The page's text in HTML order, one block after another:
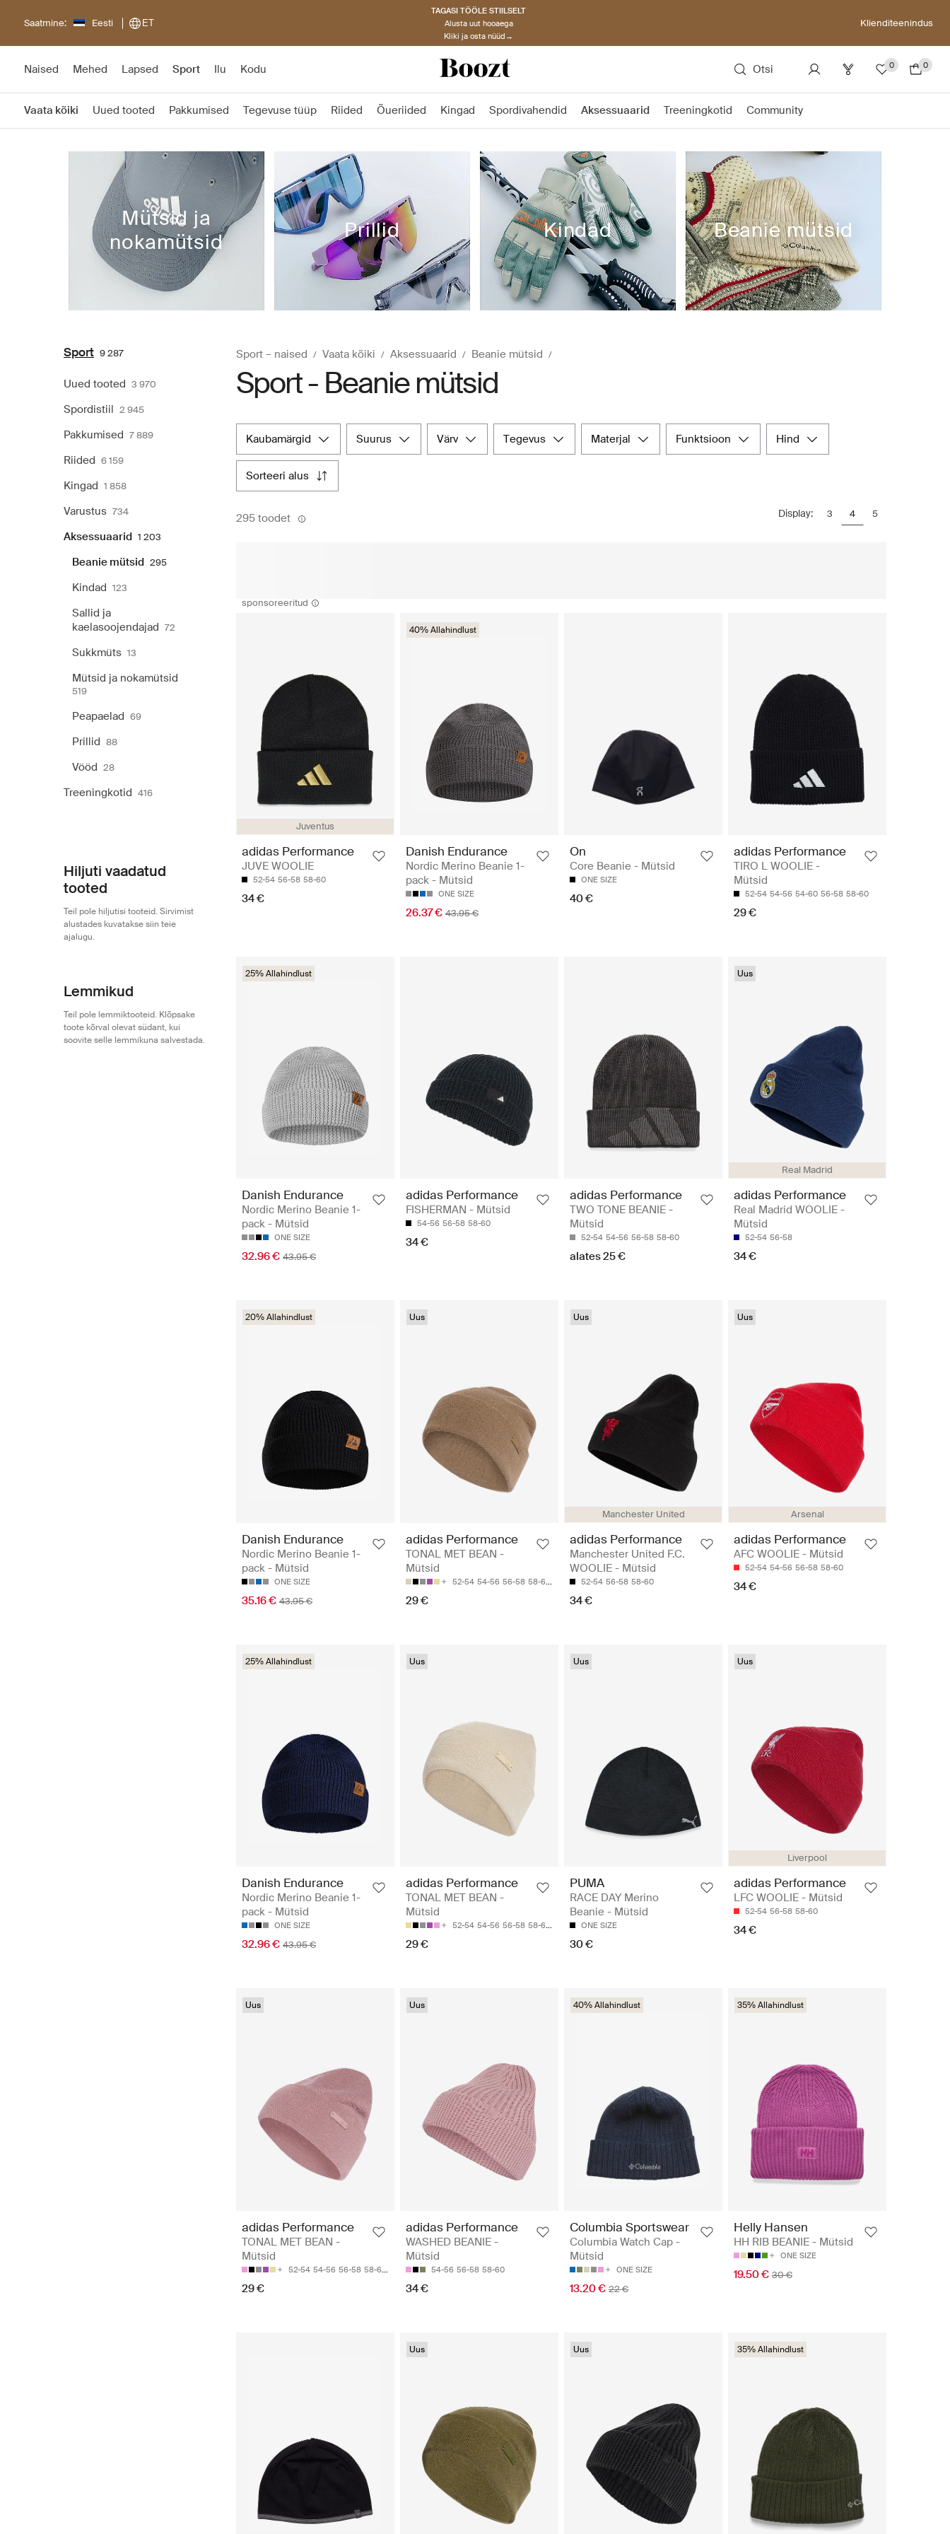
Saatmine: Eesti ET
TAGASI TÖÖLE STIILSELT
Alusta uut hooaega
Kliki ja osta nüüd→
Klienditeenindus
Naised Mehed Lapsed Sport Ilu Kodu Otsi 0 0
Vaata kõiki Uued tooted Pakkumised Tegevuse tüüp Riided Õueriided Kingad Spordivahendid Aksessuaarid Treeningkotid Community
Mütsid ja
nokamütsid
Prillid Kindad Beanie mütsid
Sport 9 287
Uued tooted 3 970
Spordistiil 2 945
Pakkumised 7 889
Riided 6 159
Kingad 1 858
Varustus 734
Aksessuaarid 1 203
Beanie mütsid 295
Kindad 123
Sallid ja
kaelasoojendajad 72
Sukkmüts 13
Mütsid ja nokamütsid
519
Peapaelad 69
Prillid 88
Vööd 28
Treeningkotid 416
Hiljuti vaadatud
tooted
Teil pole hiljutisi tooteid. Sirvimist
alustades kuvatakse siin teie
ajalugu.
Lemmikud
Teil pole lemmiktooteid. Klõpsake
toote kõrval olevat südant, kui
soovite selle lemmikuna salvestada.
Sport – naised Vaata kõiki Aksessuaarid Beanie mütsid
Sport - Beanie mütsid
kaubamärgid suurus värv tegevus materjal funktsioon hind
sorteeri alus
295 toodet Display: 3 4 5
sponsoreeritud
Juventus
adidas Performance
JUVE WOOLIE
52-54 56-58 58-60
34 €
40% Allahindlust
Danish Endurance
Nordic Merino Beanie 1-
pack - Mütsid
ONE SIZE
26.37 € 43.95 €
On
Core Beanie - Mütsid
ONE SIZE
40 €
adidas Performance
TIRO L WOOLIE -
Mütsid
52-54 54-56 54-60 56-58 58-60
29 €
25% Allahindlust
Danish Endurance
Nordic Merino Beanie 1-
pack - Mütsid
ONE SIZE
32.96 € 43.95 €
adidas Performance
FISHERMAN - Mütsid
54-56 56-58 58-60
34 €
adidas Performance
TWO TONE BEANIE -
Mütsid
52-54 54-56 56-58 58-60
alates 25 €
Real Madrid
Uus
adidas Performance
Real Madrid WOOLIE -
Mütsid
52-54 56-58
34 €
20% Allahindlust
Danish Endurance
Nordic Merino Beanie 1-
pack - Mütsid
ONE SIZE
35.16 € 43.95 €
Uus
adidas Performance
TONAL MET BEAN -
Mütsid
52-54 54-56 56-58 58-60
29 €
Manchester United
Uus
adidas Performance
Manchester United F.C.
WOOLIE - Mütsid
52-54 56-58 58-60
34 €
Arsenal
Uus
adidas Performance
AFC WOOLIE - Mütsid
52-54 54-56 56-58 58-60
34 €
25% Allahindlust
Danish Endurance
Nordic Merino Beanie 1-
pack - Mütsid
ONE SIZE
32.96 € 43.95 €
Uus
adidas Performance
TONAL MET BEAN -
Mütsid
52-54 54-56 56-58 58-60
29 €
Uus
PUMA
RACE DAY Merino
Beanie - Mütsid
ONE SIZE
30 €
Liverpool
Uus
adidas Performance
LFC WOOLIE - Mütsid
52-54 56-58 58-60
34 €
Uus
adidas Performance
TONAL MET BEAN -
Mütsid
52-54 54-56 56-58 58-60
29 €
Uus
adidas Performance
WASHED BEANIE -
Mütsid
54-56 56-58 58-60
34 €
40% Allahindlust
Columbia Sportswear
Columbia Watch Cap -
Mütsid
ONE SIZE
13.20 € 22 €
35% Allahindlust
Helly Hansen
HH RIB BEANIE - Mütsid
ONE SIZE
19.50 € 30 €
Uus Uus 35% Allahindlust